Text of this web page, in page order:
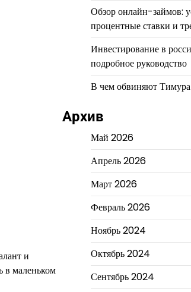
и
в маленьком
Обзор онлайн-займов:
процентные ставки и
Инвестирование в
подробное руководство
В чем обвиняют
Архив
Май 2026
Апрель 2026
Март 2026
Февраль 2026
Ноябрь 2024
Октябрь 2024
Сентябрь 2024